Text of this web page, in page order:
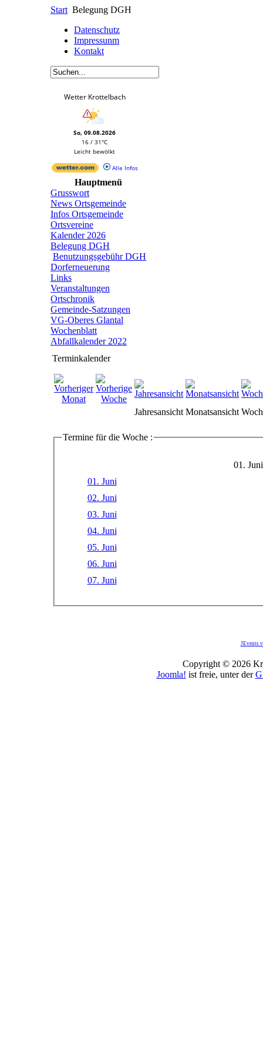
Start Belegung DGH
Datenschutz
Impressunm
Kontakt
Wetter Krottelbach
So, 09.08.2026
16 / 31°C
Leicht bewölkt
Alle Infos
Hauptmenü
Grusswort
News Ortsgemeinde
Infos Ortsgemeinde
Ortsvereine
Kalender 2026
Belegung DGH
Benutzungsgebühr DGH
Dorferneuerung
Links
Veranstaltungen
Ortschronik
Gemeinde-Satzungen
VG-Oberes Glantal
Wochenblatt
Abfallkalender 2022
Terminkalender
Jahresansicht Monatsansicht
Termine für die Woche :
01.
01. Juni
02. Juni
03. Juni
04. Juni
05. Juni
06. Juni
07. Juni
JEvents
Copyright © 2026
Joomla! ist freie, unter der